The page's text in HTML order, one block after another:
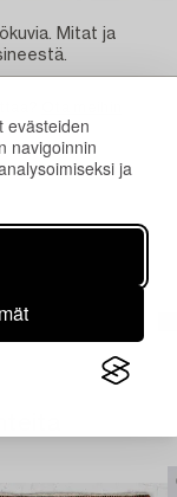
evästeiden
navigoinnin
ja
Mitat ja